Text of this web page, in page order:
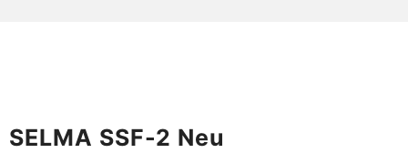
SELMA SSF-2 Neu